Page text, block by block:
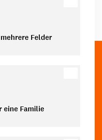
Felder
eine Familie